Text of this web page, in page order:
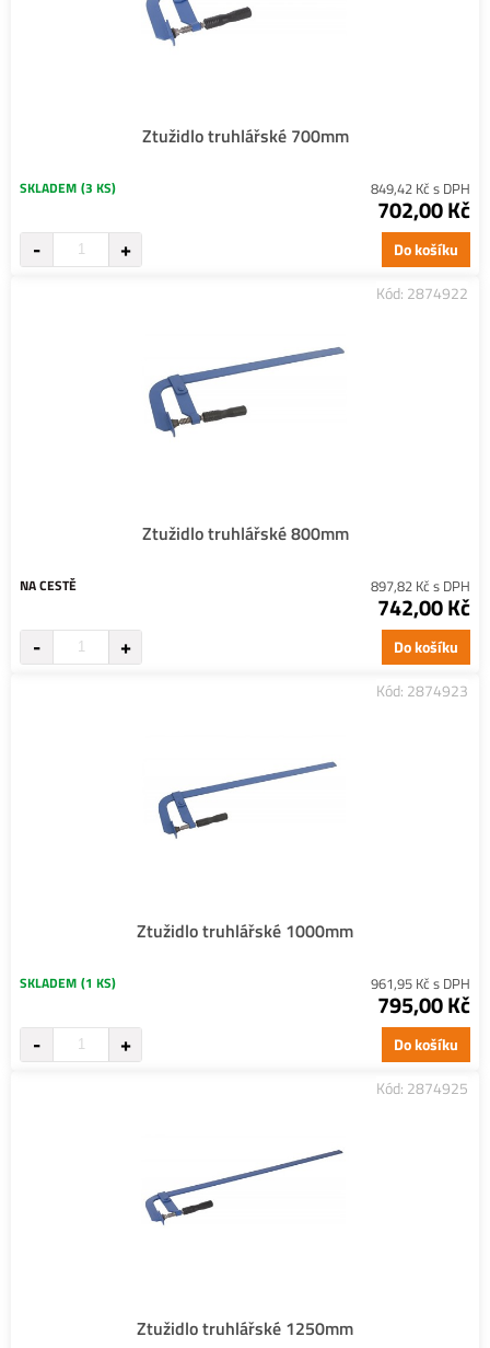
Ztužidlo truhlářské 700mm
SKLADEM (3 KS) 849,42 Kč s DPH
702,00 Kč
Do košíku
Kód: 2874922
Ztužidlo truhlářské 800mm
NA CESTĚ 897,82 Kč s DPH
742,00 Kč
Do košíku
Kód: 2874923
Ztužidlo truhlářské 1000mm
SKLADEM (1 KS) 961,95 Kč s DPH
795,00 Kč
Do košíku
Kód: 2874925
Ztužidlo truhlářské 1250mm